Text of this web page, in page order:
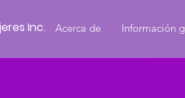
Acerca de Información
Inc.